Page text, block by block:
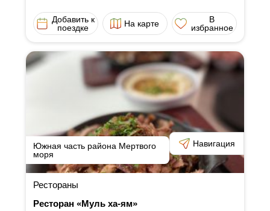
Добавить к
поездке
На карте
В
избранное
Южная часть района Мертвого
моря
Навигация
Рестораны
Ресторан «Муль ха-ям»